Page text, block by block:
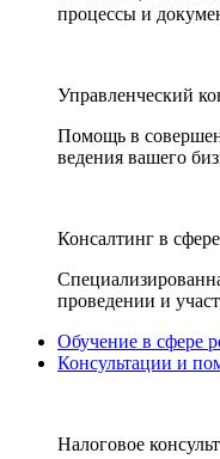
процессы и
Управленческий
Помощь в
ведения вашего
Консалтинг в
проведении и
Обучение в сфере
Консультации и
Налоговое